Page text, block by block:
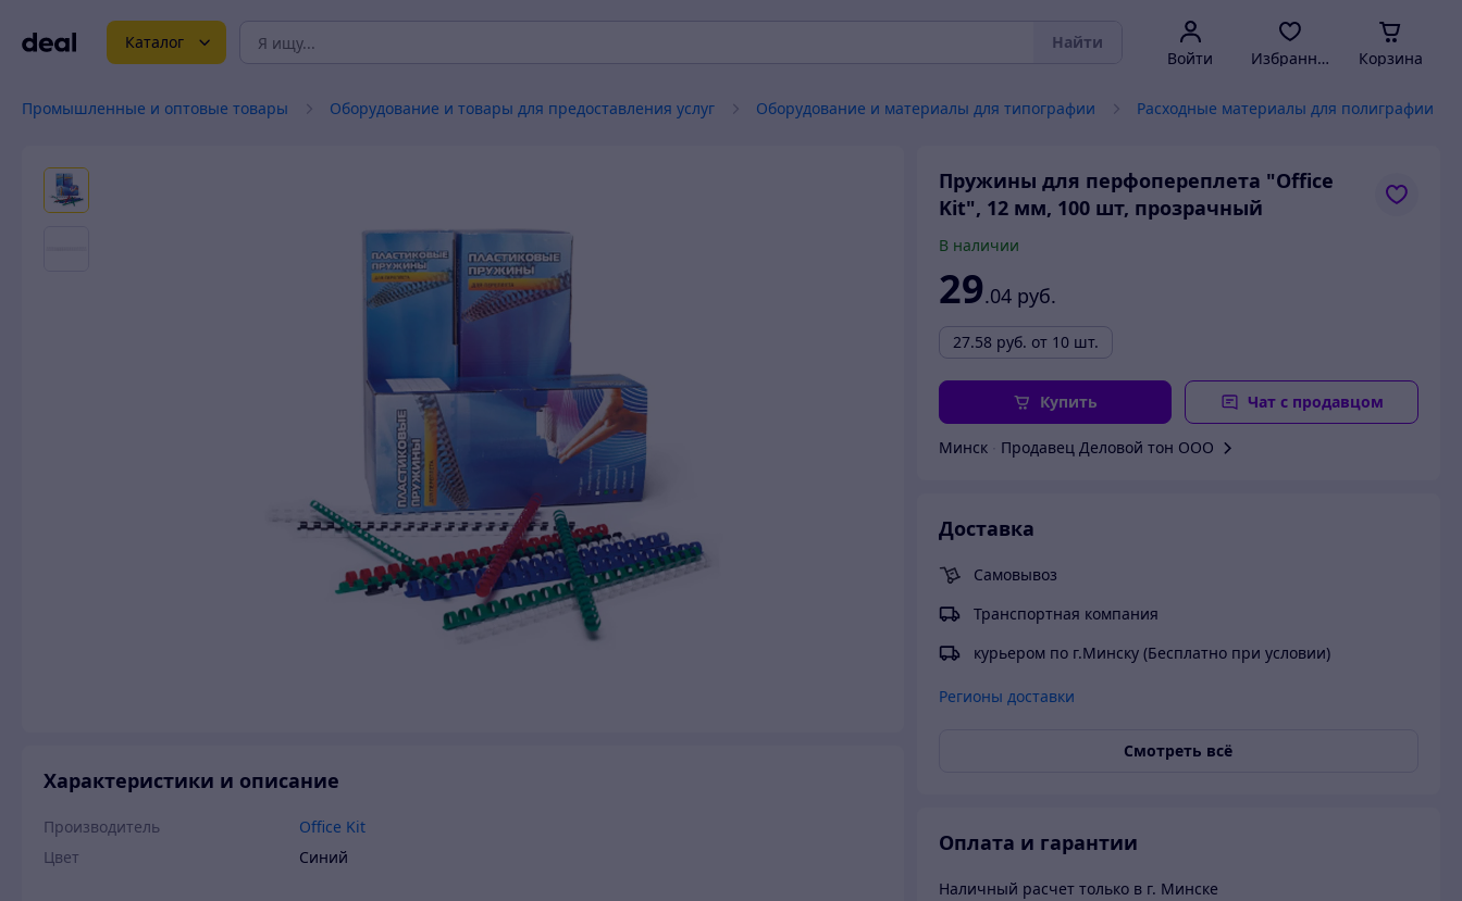
Каталог Найти
Войти Избранное Корзина
Промышленные и оптовые товары Оборудование и товары для предоставления услуг Оборудование и материалы для типографии Расходные материалы для полиграфии
Характеристики и описание
Производитель
Office Kit
Цвет
Синий
Пружины для перфопереплета "Office
Kit", 12 мм, 100 шт, прозрачный
В наличии
29.04 руб.
27.58 руб. от 10 шт.
Купить Чат с продавцом
Минск Продавец Деловой тон ООО
Доставка
Самовывоз
Транспортная компания
курьером по г.Минску (Бесплатно при условии)
Регионы доставки
Смотреть всё
Оплата и гарантии
Наличный расчет только в г. Минске